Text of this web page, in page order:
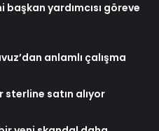
başkan yardımcısı göreve
anlamlı çalışma
sterline satın alıyor